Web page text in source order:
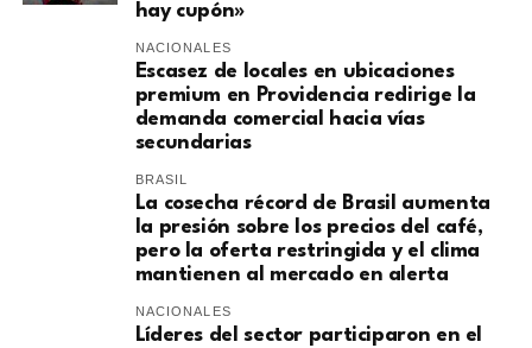
hay cupón»
NACIONALES
Escasez de locales en ubicaciones
premium en Providencia redirige la
demanda comercial hacia vías
secundarias
BRASIL
La cosecha récord de Brasil aumenta
la presión sobre los precios del café,
pero la oferta restringida y el clima
mantienen al mercado en alerta
NACIONALES
Líderes del sector participaron en el